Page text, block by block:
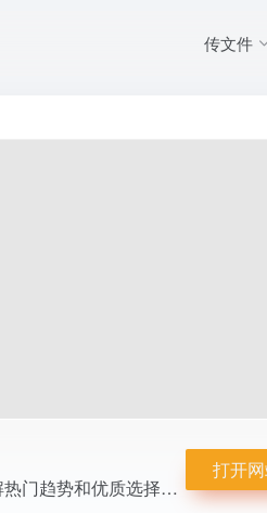
传文件
提供全面、权威的十大、热门、人气及品牌排行榜的平台，帮助用户快速了解热门趋势和优质选择，为消费决策提供参考。
打开